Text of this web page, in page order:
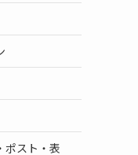
ポスト・表